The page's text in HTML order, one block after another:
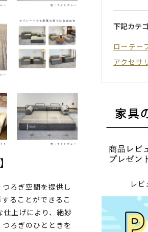
ろぎ空間を提供し
ることができるこ
上げにより、絶妙
ろぎのひとときを
下記カテ
ローテー
アクセサ
レ